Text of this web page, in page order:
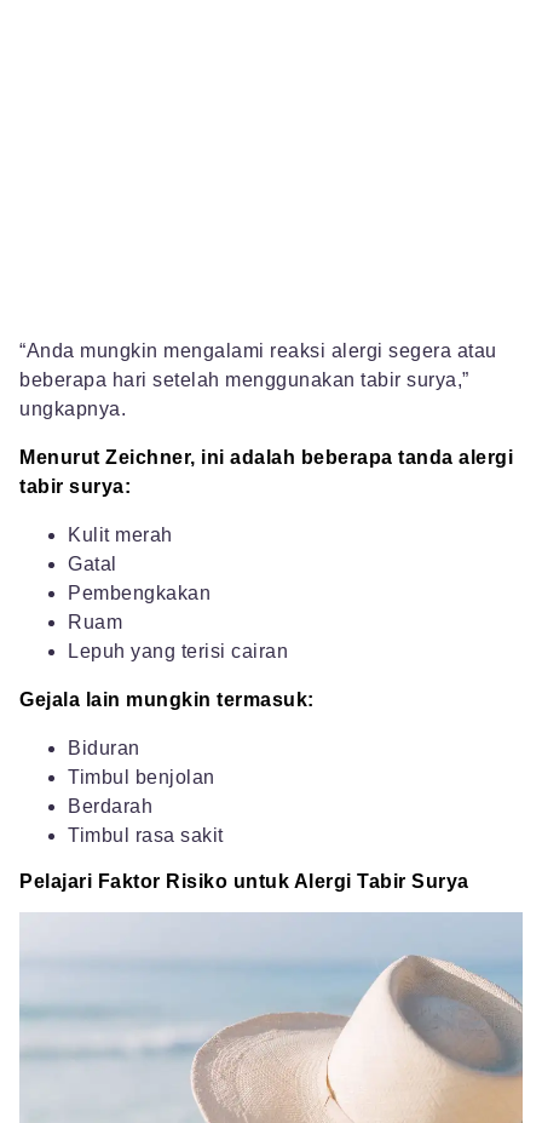
“Anda mungkin mengalami reaksi alergi segera atau
beberapa hari setelah menggunakan tabir surya,”
ungkapnya.
Menurut Zeichner, ini adalah beberapa tanda alergi
tabir surya:
Kulit merah
Gatal
Pembengkakan
Ruam
Lepuh yang terisi cairan
Gejala lain mungkin termasuk:
Biduran
Timbul benjolan
Berdarah
Timbul rasa sakit
Pelajari Faktor Risiko untuk Alergi Tabir Surya